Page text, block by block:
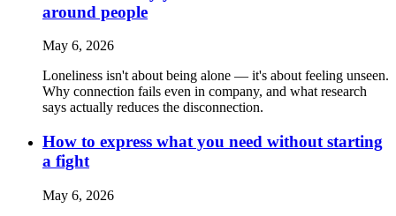
around people
May 6, 2026
Loneliness isn't about being alone — it's about feeling unseen.
Why connection fails even in company, and what research
says actually reduces the disconnection.
How to express what you need without starting
a fight
May 6, 2026